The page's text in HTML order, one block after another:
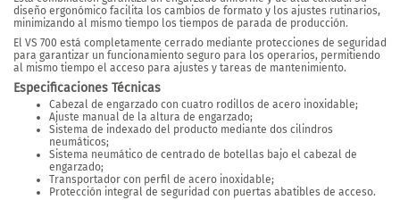
diseño ergonómico facilita los cambios de formato y los ajustes rutinarios,
minimizando al mismo tiempo los tiempos de parada de producción.
El VS 700 está completamente cerrado mediante protecciones de seguridad
para garantizar un funcionamiento seguro para los operarios, permitiendo
al mismo tiempo el acceso para ajustes y tareas de mantenimiento.
Especificaciones Técnicas
Cabezal de engarzado con cuatro rodillos de acero inoxidable;
Ajuste manual de la altura de engarzado;
Sistema de indexado del producto mediante dos cilindros
neumáticos;
Sistema neumático de centrado de botellas bajo el cabezal de
engarzado;
Transportador con perfil de acero inoxidable;
Protección integral de seguridad con puertas abatibles de acceso.